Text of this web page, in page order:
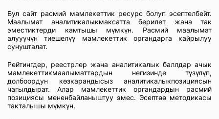
Бул сайт расмий мамлекеттик ресурс болуп эсептелбейт.
Маалымат аналитикалыкмаксатта берилет жана так
эместиктерди камтышы мүмкүн. Расмий маалымат
алууүчүн тиешелүү мамлекеттик органдарга кайрылуу
сунушталат.
Рейтингдер, реестрлер жана аналитикалык баллдар ачык
мамлекеттикмаалыматтардын негизинде түзүлүп,
долбоордун көзкарандысыз аналитикалыкпозициясын
чагылдырат. Алар мамлекеттик органдардын расмий
позициясы мененбайланыштуу эмес. Эсептөө методикасы
такталышы мүмкүн.